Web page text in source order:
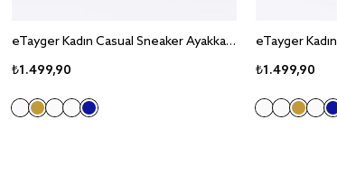
eTayger Kadın Casual Sneaker Ayakkabı E-2014
₺1.499,90
₺1.499,90